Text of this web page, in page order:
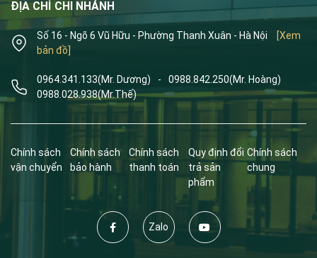
ĐỊA CHỈ CHI NHÁNH
Số 16 - Ngõ 6 Vũ Hữu - Phường Thanh Xuân - Hà Nội
[Xem
bản đồ]
0964.341.133(Mr. Dương) - 0988.842.250(Mr. Hoàng)
0988.028.938(Mr.Thế)
Chính sách
vận chuyển
Chính sách
bảo hành
Chính sách
thanh toán
Quy định đổi
trả sản
phẩm
Chính sách
chung
Zalo